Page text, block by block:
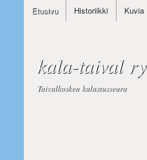
Etusivu Historiikki Kuvia
kala-taival ry
Taivalkosken kalastusseura